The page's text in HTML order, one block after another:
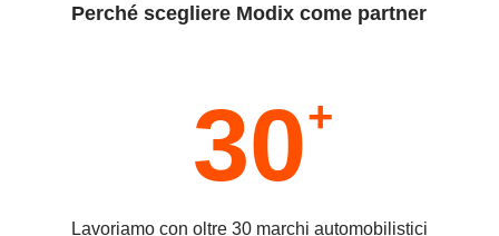
Perché scegliere Modix come partner
30+
Lavoriamo con oltre 30 marchi automobilistici